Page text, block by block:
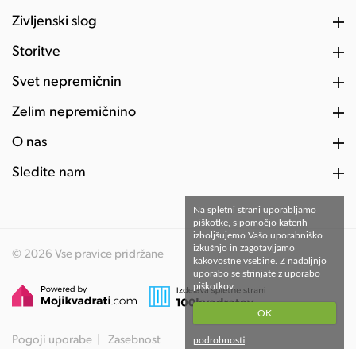
Življenski slog
Storitve
Svet nepremičnin
Želim nepremičnino
O nas
Sledite nam
© 2026 Vse pravice pridržane
Pogoji uporabe Zasebnost
Na spletni strani uporabljamo
piškotke, s pomočjo katerih
izboljšujemo Vašo uporabniško
izkušnjo in zagotavljamo
kakovostne vsebine. Z nadaljnjo
uporabo se strinjate z uporabo
piškotkov.
OK
podrobnosti